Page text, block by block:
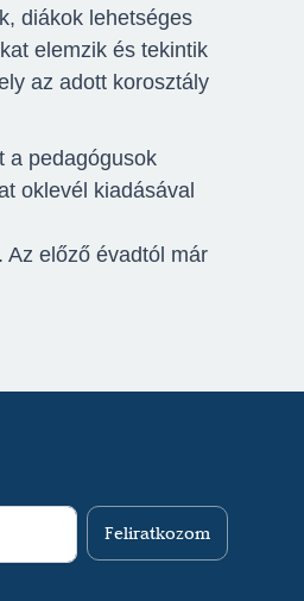
diákok lehetséges
elemzik és tekintik
az adott korosztály
a pedagógusok
oklevél kiadásával
Az előző évadtól már
Feliratkozom